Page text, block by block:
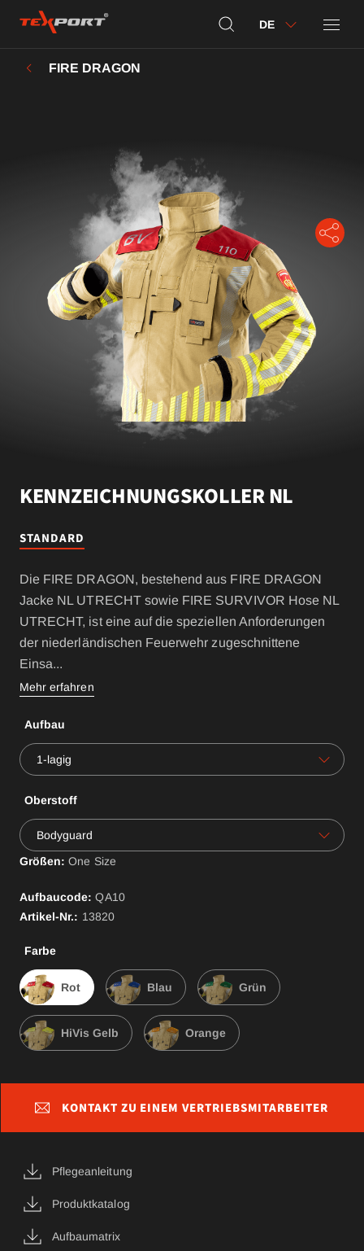
DE
FIRE DRAGON
KENNZEICHNUNGSKOLLER NL
STANDARD
Die FIRE DRAGON, bestehend aus FIRE DRAGON
Jacke NL UTRECHT sowie FIRE SURVIVOR Hose NL
UTRECHT, ist eine auf die speziellen Anforderungen
der niederländischen Feuerwehr zugeschnittene
Einsa...
Mehr erfahren
1-lagig
Aufbau
Bodyguard
Oberstoff
Größen:One Size
Aufbaucode: QA10
Artikel-Nr.: 13820
Farbe
Rot Blau Grün
HiVis Gelb Orange
KONTAKT ZU EINEM VERTRIEBSMITARBEITER
Pflegeanleitung
Produktkatalog
Aufbaumatrix